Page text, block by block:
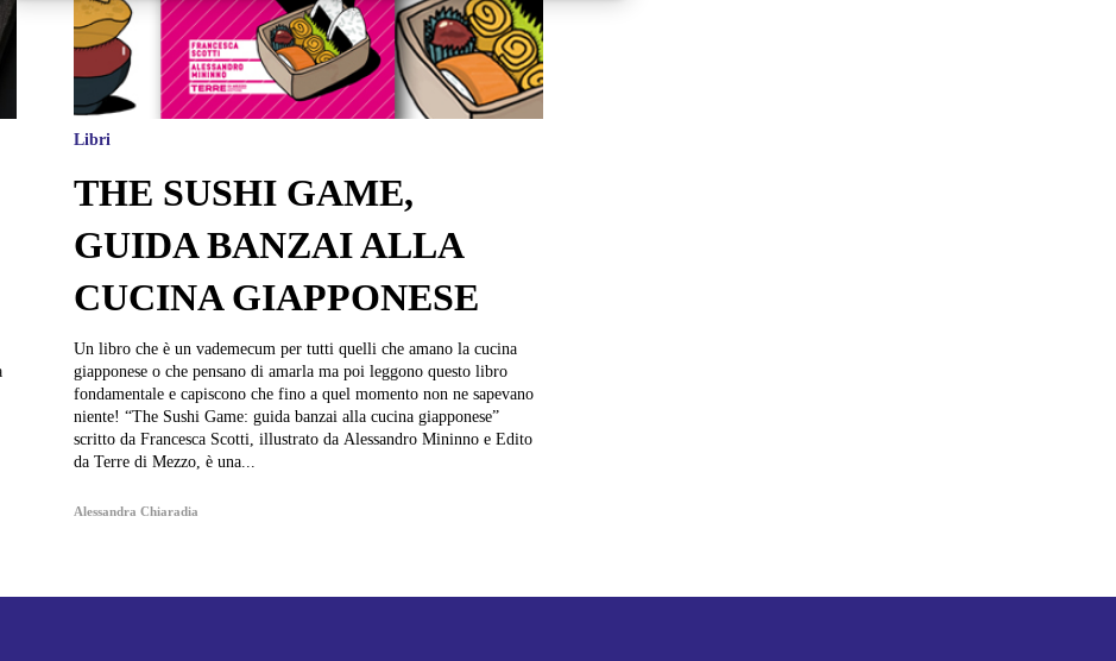
Libri
THE SUSHI GAME,
GUIDA BANZAI ALLA
CUCINA GIAPPONESE
Un libro che è un vademecum per tutti quelli che amano la cucina
giapponese o che pensano di amarla ma poi leggono questo libro
fondamentale e capiscono che fino a quel momento non ne sapevano
niente! “The Sushi Game: guida banzai alla cucina giapponese”
scritto da Francesca Scotti, illustrato da Alessandro Mininno e Edito
da Terre di Mezzo, è una...
Alessandra Chiaradia